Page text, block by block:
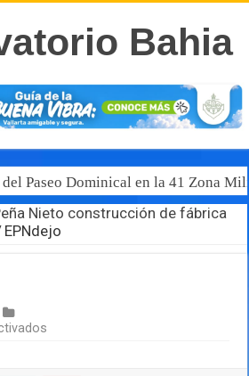
Paseo Dominical en la 41 Zona
Nieto construcción de fábrica
EPNdejo